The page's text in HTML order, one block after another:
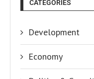
CATEGORIES
Development
Economy